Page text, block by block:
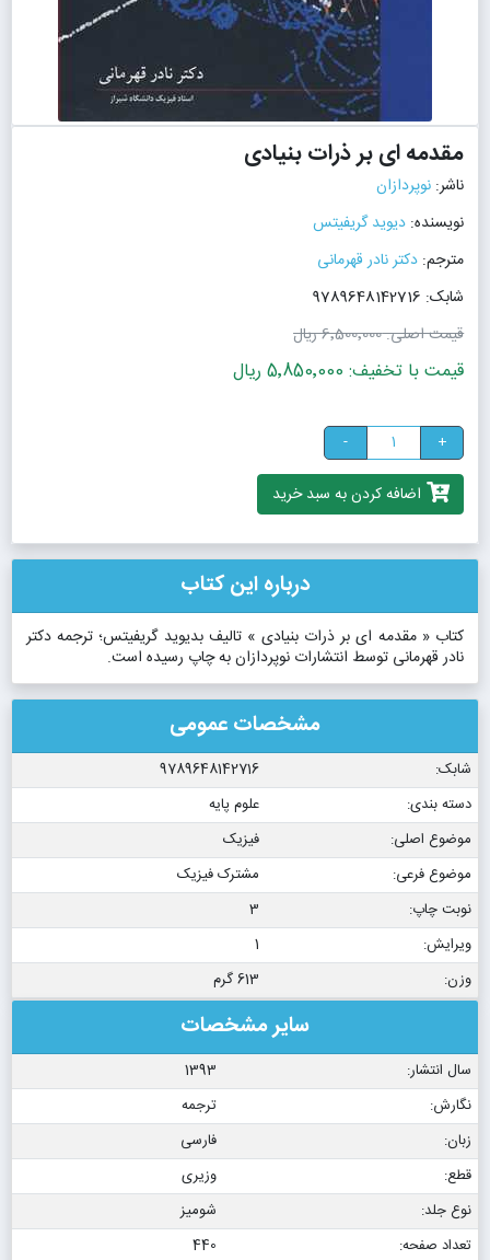
مقدمه ای بر ذرات بنیادی
ناشر: نوپردازان
نویسنده: دیوید گریفیتس
مترجم: دکتر نادر قهرمانی
شابک: 9789648142716
قیمت اصلی:6٬500٬000 ریال
قیمت با تخفیف: 5٬850٬000 ریال
+
-
اضافه کردن به سبد خرید
درباره این کتاب
کتاب « مقدمه ای بر ذرات بنیادی » تالیف بدیوید گریفیتس؛ ترجمه دکتر
نادر قهرمانی توسط انتشارات نوپردازان به چاپ رسیده است.
مشخصات عمومی
شابک:
9789648142716
دسته بندی:
علوم پایه
موضوع اصلی:
فیزیک
موضوع فرعی:
مشترک فیزیک
نوبت چاپ:
3
ویرایش:
1
وزن:
613 گرم
سایر مشخصات
سال انتشار:
1393
نگارش:
ترجمه
زبان:
فارسی
قطع:
وزیری
نوع جلد:
شومیز
تعداد صفحه:
440